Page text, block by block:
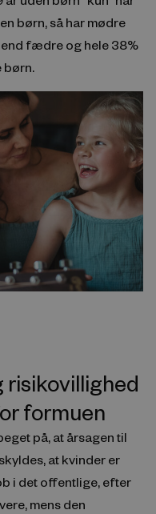
børn, så har mødre
fædre og hele 38%
børn.
risikovillighed
formuen
på, at årsagen til
at kvinder er
i det offentlige, efter
mens den